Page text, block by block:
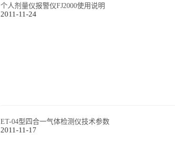
个人剂量仪报警仪FJ2000使用说明
2011-11-24
ET-04型四合一气体检测仪技术参数
2011-11-17